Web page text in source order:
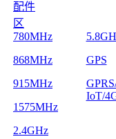
配件
区
780MHz
868MHz
915MHz
1575MHz
2.4GHz
GPS
IoT/